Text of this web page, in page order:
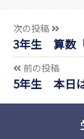
次の投稿
3年生 算数
前の投稿
5年生 本日